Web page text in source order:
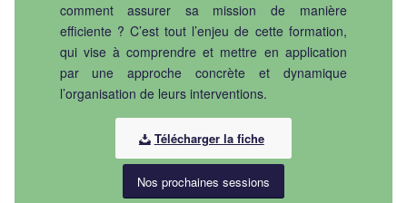
comment assurer sa mission de manière
efficiente ? C’est tout l’enjeu de cette formation,
qui vise à comprendre et mettre en application
par une approche concrète et dynamique
l’organisation de leurs interventions.
Télécharger la fiche
Nos prochaines sessions